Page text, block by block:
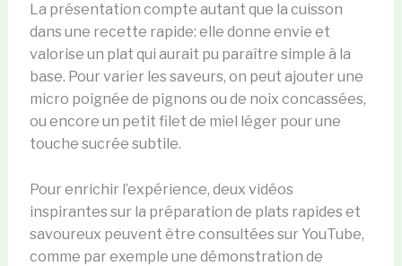
La présentation compte autant que la cuisson
dans une recette rapide: elle donne envie et
valorise un plat qui aurait pu paraître simple à la
base. Pour varier les saveurs, on peut ajouter une
micro poignée de pignons ou de noix concassées,
ou encore un petit filet de miel léger pour une
touche sucrée subtile.
Pour enrichir l’expérience, deux vidéos
inspirantes sur la préparation de plats rapides et
savoureux peuvent être consultées sur YouTube,
comme par exemple une démonstration de